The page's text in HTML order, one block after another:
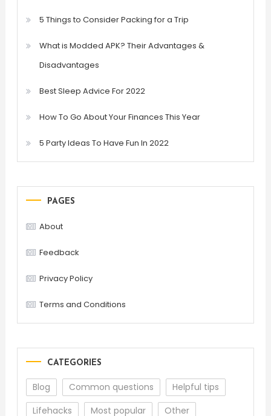
5 Things to Consider Packing for a Trip
What is Modded APK? Their Advantages &
Disadvantages
Best Sleep Advice For 2022
How To Go About Your Finances This Year
5 Party Ideas To Have Fun In 2022
PAGES
About
Feedback
Privacy Policy
Terms and Conditions
CATEGORIES
Blog Common questions
Helpful tips
Lifehacks
Most popular Other